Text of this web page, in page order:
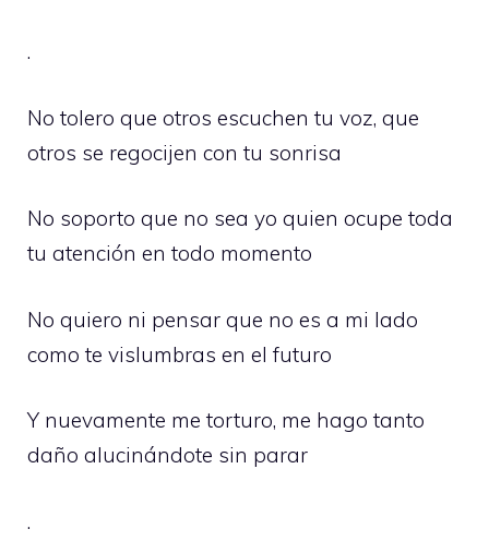
.
No tolero que otros escuchen tu voz, que
otros se regocijen con tu sonrisa
No soporto que no sea yo quien ocupe toda
tu atención en todo momento
No quiero ni pensar que no es a mi lado
como te vislumbras en el futuro
Y nuevamente me torturo, me hago tanto
daño alucinándote sin parar
.